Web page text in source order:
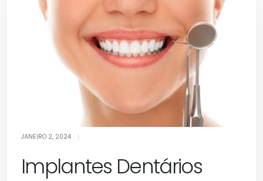
JANEIRO 2, 2024 |
Implantes Dentários